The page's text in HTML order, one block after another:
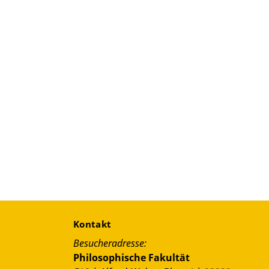
Kontakt
Besucheradresse:
Philosophische Fakultät